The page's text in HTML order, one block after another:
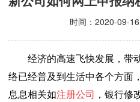
时间： 2020-09-
经济的高速飞快发展，带
络已经普及到生活中各个方面
息息相关如注册公司 ，银行修